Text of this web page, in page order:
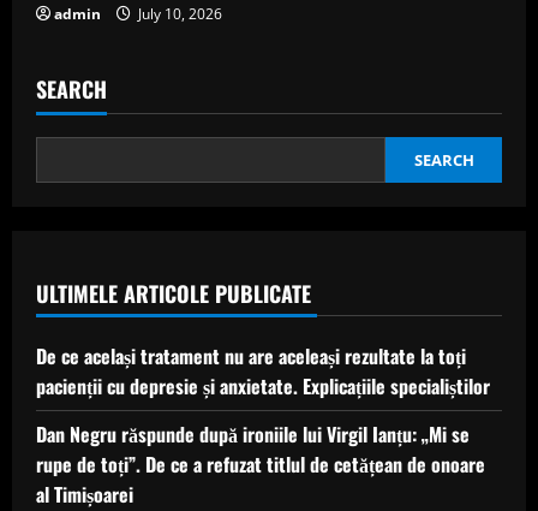
admin July 10, 2026
SEARCH
SEARCH
ULTIMELE ARTICOLE PUBLICATE
De ce același tratament nu are aceleași rezultate la toți
pacienții cu depresie și anxietate. Explicațiile specialiștilor
Dan Negru răspunde după ironiile lui Virgil Ianțu: „Mi se
rupe de toți”. De ce a refuzat titlul de cetățean de onoare
al Timișoarei